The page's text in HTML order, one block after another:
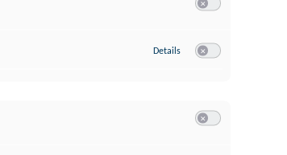
Details zu Google Analytics